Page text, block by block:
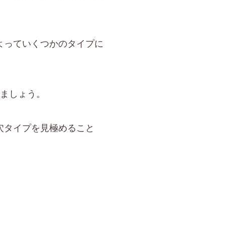
ていくつかのタイプに
しょう。
イプを見極めること